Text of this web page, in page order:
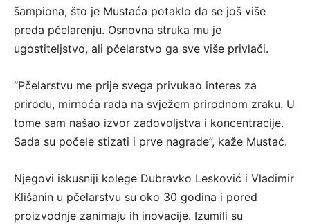
šampiona, što je Mustaća potaklo da se još više
preda pčelarenju. Osnovna struka mu je
ugostiteljstvo, ali pčelarstvo ga sve više privlači.
“Pčelarstvu me prije svega privukao interes za
prirodu, mirnoća rada na svježem prirodnom zraku. U
tome sam našao izvor zadovoljstva i koncentracije.
Sada su počele stizati i prve nagrade”, kaže Mustać.
Njegovi iskusniji kolege Dubravko Lesković i Vladimir
Klišanin u pčelarstvu su oko 30 godina i pored
proizvodnje zanimaju ih inovacije. Izumili su